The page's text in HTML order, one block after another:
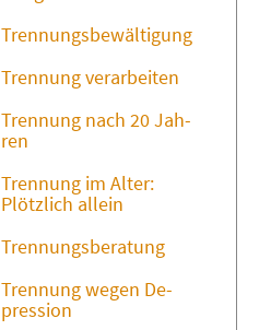
Tren­nungs­be­wäl­ti­gung
Tren­nung ver­ar­bei­ten
Tren­nung nach 20 Jah­
ren
Tren­nung im Al­ter:
Plötz­lich al­lein
Tren­nungs­be­ra­tung
Tren­nung we­gen De­
pres­si­on